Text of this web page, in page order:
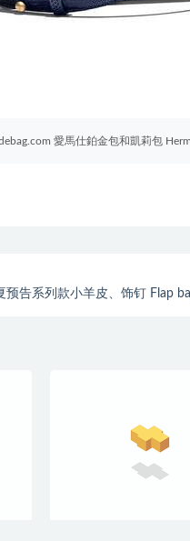
愛馬仕鉑金包和凱莉包
预告系列款小羊皮、饰钉 Flap